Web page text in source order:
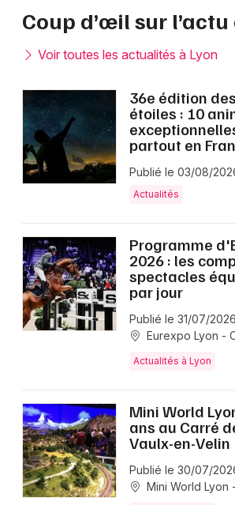
Coup d’œil sur l’actu
Voir toutes les actualités à Lyon
36e édition
étoiles : 10
partout en
Publié le 03/08/
Actualités
Programme
2026 : les
spectacles
par jour
Publié le 31/07/2026
Eurexpo Lyon -
Actualités à Lyon
Mini World
ans au Carré
Vaulx-en-Velin
Publié le 30/07/
Mini World Lyon